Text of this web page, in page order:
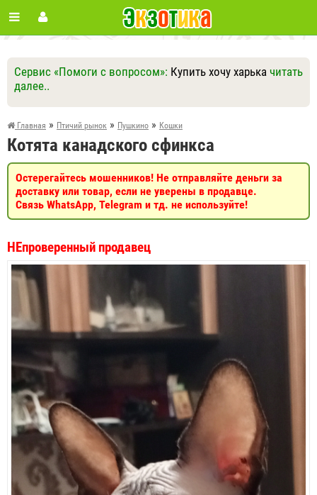
Сервис «Помоги с вопросом»: Купить хочу харька читать
далее..
Ответить Другие вопросы
Задать вопрос
Главная » Птичий рынок » Пушкино » Кошки
Котята канадского сфинкса
Остерегайтесь мошенников! Не отправляйте деньги за
доставку или товар, если не уверены в продавце.
Связь WhatsApp, Telegram и тд. не используйте!
НЕпроверенный продавец